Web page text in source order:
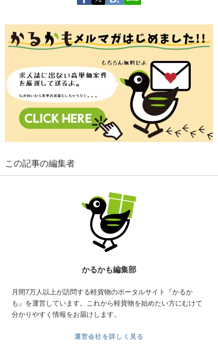
この記事の編集者
かるかも編集部
月間7万人以上が訪問する軽貨物のポータルサイト『かるか
も』を運営しています。これから軽貨物を始めたい方にむけて
分かりやすく情報をお届けします。
運営会社を詳しく見る